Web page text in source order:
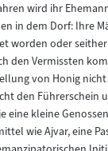
wird ihr
in dem Dorf: Ihre
worden oder
den Vermissten
von Honig
den Führerschein
eine kleine
wie Ajvar, eine